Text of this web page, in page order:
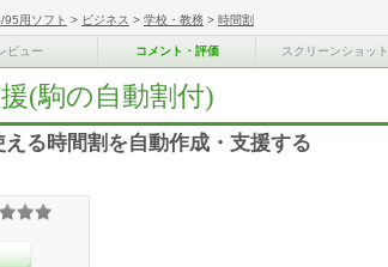
95用ソフト > ビジネス > 学校・教務 > 時間割
ビュー コメント・評価 スクリーンショット
(駒の自動割付)
る時間割を自動作成・支援する